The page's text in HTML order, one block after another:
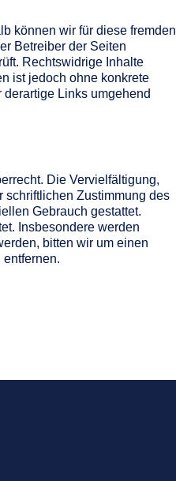
können wir für diese fremden
Betreiber der Seiten
Rechtswidrige Inhalte
ist jedoch ohne konkrete
Links umgehend
Die Vervielfältigung,
schriftlichen Zustimmung des
Gebrauch gestattet.
Insbesondere werden
bitten wir um einen